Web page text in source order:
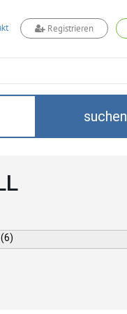
Registrieren
suchen